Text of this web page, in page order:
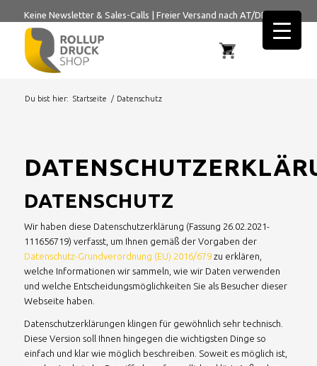
Keine Newsletter & Sales-Calls | Freier Versand nach AT/DE
Du bist hier: Startseite / Datenschutz
DATENSCHUTZ
Wir haben diese Datenschutzerklärung (Fassung 26.02.2021-
111656719) verfasst, um Ihnen gemäß der Vorgaben der
Datenschutz-Grundverordnung (EU) 2016/679zu erklären,
welche Informationen wir sammeln, wie wir Daten verwenden
und welche Entscheidungsmöglichkeiten Sie als Besucher dieser
Webseite haben.
Datenschutzerklärungen klingen für gewöhnlich sehr technisch.
Diese Version soll Ihnen hingegen die wichtigsten Dinge so
einfach und klar wie möglich beschreiben. Soweit es möglich ist,